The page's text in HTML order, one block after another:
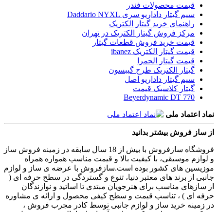
قیمت محصولات فندر
سیم گیتار داداریو سری Daddario NYXL
راهنمای خرید گیتار الکتریک
مرکز فروش گیتار الکتریک در تهران
قیمت خرید فروش قطعات گیتار
قیمت گیتار الکتریک ibanez
قیمت گیتار الحمرا
گیتار الکتریک طرح گیبسون
سیم گیتار داداریو اصل
گیتار کلاسیک قیمت
Beyerdynamic DT 770
نماد اعتماد ملی
از ساز فروش بیشتر بدانید
فروشگاه سازفروش با بیش از 18 سال سابقه در زمینه فروش ساز
و لوازم موسیقی، با کیفیت بالا و قیمت مناسب همواره همراه
موزیسین های کشور بوده است.سازفروش با عرضه ی ساز و لوازم
جانبی از برند های معتبر دنیا، تنوع و گستردگی در سطح حرفه ای (
از سازهای مناسب برای هنرجویان مبتدی تا اساتید و نوازندگان
حرفه ای ) ، تناسب قیمت و سطح کیفی محصول و ارائه ی مشاوره
در زمینه خرید ساز و لوازم جانبی توسط کادر مجرب فروش ،